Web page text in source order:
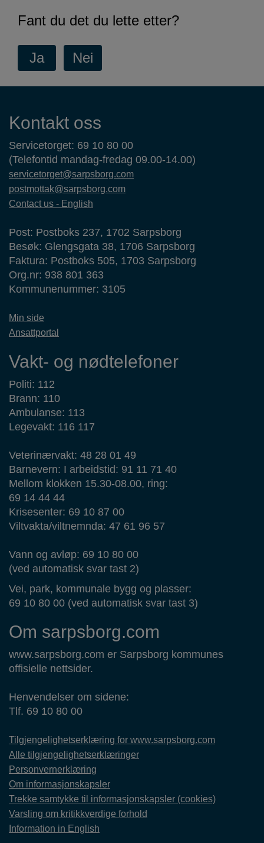
Fant du det du lette etter?
Kontaktinformasjon
Kontakt oss
Servicetorget: 69 10 80 00
(Telefontid mandag-fredag 09.00-14.00)
servicetorget@sarpsborg.com
postmottak@sarpsborg.com
Contact us - English
Post: Postboks 237, 1702 Sarpsborg
Besøk: Glengsgata 38, 1706 Sarpsborg
Faktura: Postboks 505, 1703 Sarpsborg
Org.nr: 938 801 363
Kommunenummer: 3105
Min side
Ansattportal
Vakt- og nødtelefoner
Politi: 112
Brann: 110
Ambulanse: 113
Legevakt: 116 117
Veterinærvakt: 48 28 01 49
Barnevern: I arbeidstid: 91 11 71 40
Mellom klokken 15.30-08.00, ring:
69 14 44 44
Krisesenter: 69 10 87 00
Viltvakta/viltnemnda: 47 61 96 57
Vann og avløp: 69 10 80 00
(ved automatisk svar tast 2)
Vei, park, kommunale bygg og plasser:
69 10 80 00 (ved automatisk svar tast 3)
Om sarpsborg.com
www.sarpsborg.com er Sarpsborg kommunes
offisielle nettsider.
Henvendelser om sidene:
Tlf. 69 10 80 00
Tilgjengelighetserklæring for www.sarpsborg.com
Alle tilgjengelighetserklæringer
Personvernerklæring
Om informasjonskapsler
Trekke samtykke til informasjonskapsler (cookies)
Varsling om kritikkverdige forhold
Information in English